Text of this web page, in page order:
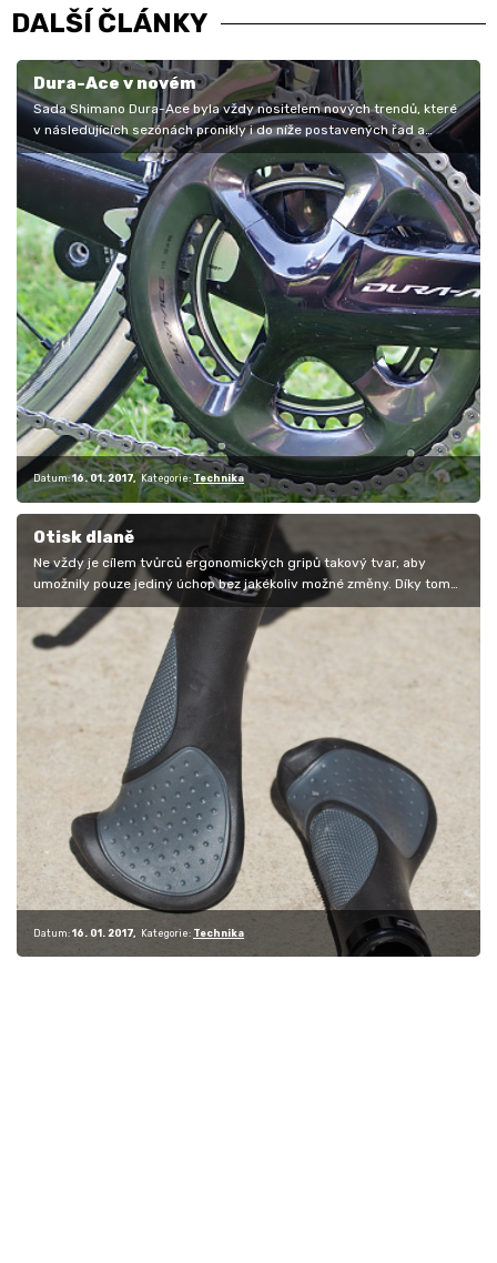
DALŠÍ ČLÁNKY
Dura-Ace v novém
Sada Shimano Dura-Ace byla vždy nositelem nových trendů, které
v následujících sezónách pronikly i do níže postavených řad a
mnohdy se v…
Datum: 16. 01. 2017 Kategorie: Technika
Otisk dlaně
Ne vždy je cílem tvůrců ergonomických gripů takový tvar, aby
umožnily pouze jediný úchop bez jakékoliv možné změny. Díky tomu
si můžeme…
Datum: 16. 01. 2017 Kategorie: Technika